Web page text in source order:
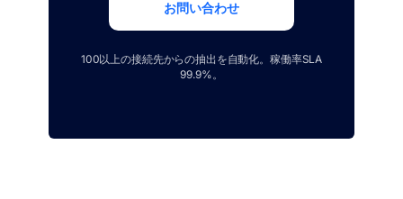
お問い合わせ
100以上の接続先からの抽出を自動化。稼働率SLA
99.9%。